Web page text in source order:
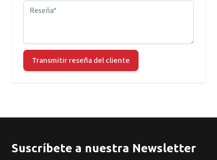
Reseña
Transmitir reseña del cliente
Suscríbete a nuestra Newsletter